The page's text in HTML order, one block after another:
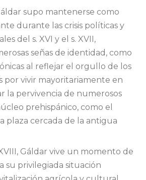
supo mantenerse como
durante las crisis políticas y
del s. XVI y el s. XVII,
señas de identidad, como
al reflejar el orgullo de los
por vivir mayoritariamente en
la pervivencia de numerosos
prehispánico, como el
plaza cercada de la antigua
Gáldar vive un momento de
su privilegiada situación